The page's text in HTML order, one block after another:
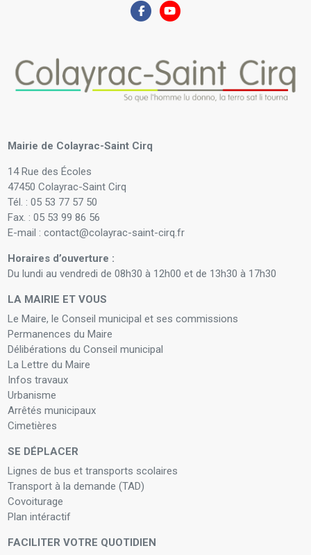
Mairie de Colayrac-Saint Cirq
14 Rue des Écoles
47450 Colayrac-Saint Cirq
Tél. : 05 53 77 57 50
Fax. : 05 53 99 86 56
E-mail : contact@colayrac-saint-cirq.fr
Horaires d’ouverture :
Du lundi au vendredi de 08h30 à 12h00 et de 13h30 à 17h30
LA MAIRIE ET VOUS
Le Maire, le Conseil municipal et ses commissions
Permanences du Maire
Délibérations du Conseil municipal
La Lettre du Maire
Infos travaux
Urbanisme
Arrêtés municipaux
Cimetières
SE DÉPLACER
Lignes de bus et transports scolaires
Transport à la demande (TAD)
Covoiturage
Plan intéractif
FACILITER VOTRE QUOTIDIEN